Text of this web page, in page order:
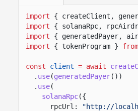
import
{ createClient,
import
{ solanaRpc,
import
{ generatedPayer,
import
{ tokenProgram } from
const client = await
. use(generatedPayer())
. use(
solanaRpc({
rpcUrl:
"http://